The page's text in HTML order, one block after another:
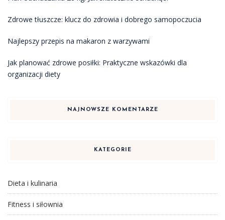
Zdrowe tłuszcze: klucz do zdrowia i dobrego samopoczucia
Najlepszy przepis na makaron z warzywami
Jak planować zdrowe posiłki: Praktyczne wskazówki dla
organizacji diety
NAJNOWSZE KOMENTARZE
KATEGORIE
Dieta i kulinaria
Fitness i siłownia